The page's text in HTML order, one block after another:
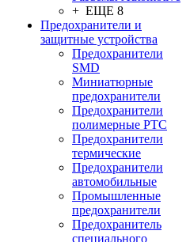
+ ЕЩЕ 8
Предохранители и
защитные устройства
Предохранители
SMD
Миниатюрные
предохранители
Предохранители
полимерные PTC
Предохранители
термические
Предохранители
автомобильные
Промышленные
предохранители
Предохранитель
специального